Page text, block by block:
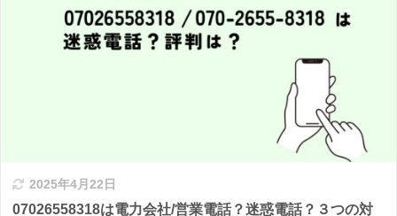
2025年4月22日
07026558318は電力会社/営業電話？迷惑電話？３つの対